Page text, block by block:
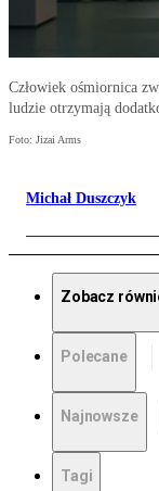
Człowiek ośmiornica
ludzie otrzymają
Foto: Jizai Arms
Michał Duszczyk
Zobacz
Polecane
Najnowsze
Tagi